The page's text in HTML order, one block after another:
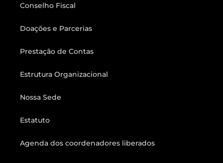
Conselho Fiscal
Doações e Parcerias
Prestação de Contas
Estrutura Organizacional
Nossa Sede
Estatuto
Agenda dos coordenadores liberados